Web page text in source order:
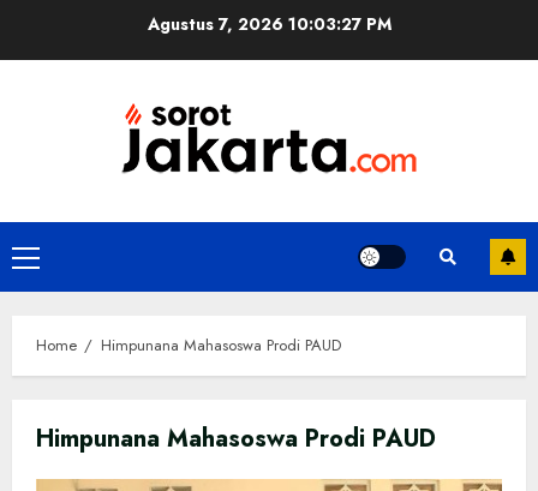
Agustus 7, 2026 10:03:28 PM
Primary
Menu
Home Himpunana Mahasoswa Prodi PAUD
Himpunana Mahasoswa Prodi PAUD